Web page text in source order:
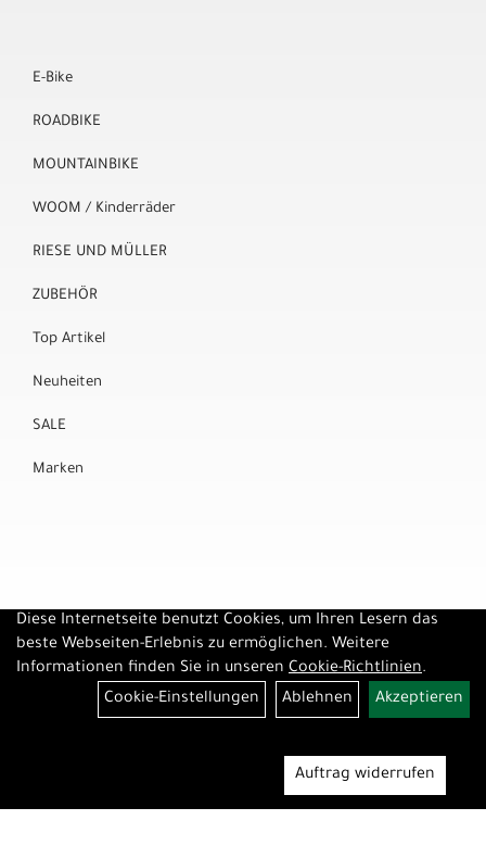
E-Bike
ROADBIKE
MOUNTAINBIKE
WOOM / Kinderräder
RIESE UND MÜLLER
ZUBEHÖR
Top Artikel
Neuheiten
SALE
Marken
Diese Internetseite benutzt Cookies, um Ihren Lesern das
beste Webseiten-Erlebnis zu ermöglichen. Weitere
Informationen finden Sie in unseren Cookie-Richtlinien.
Cookie-Einstellungen
Ablehnen Akzeptieren
Auftrag widerrufen